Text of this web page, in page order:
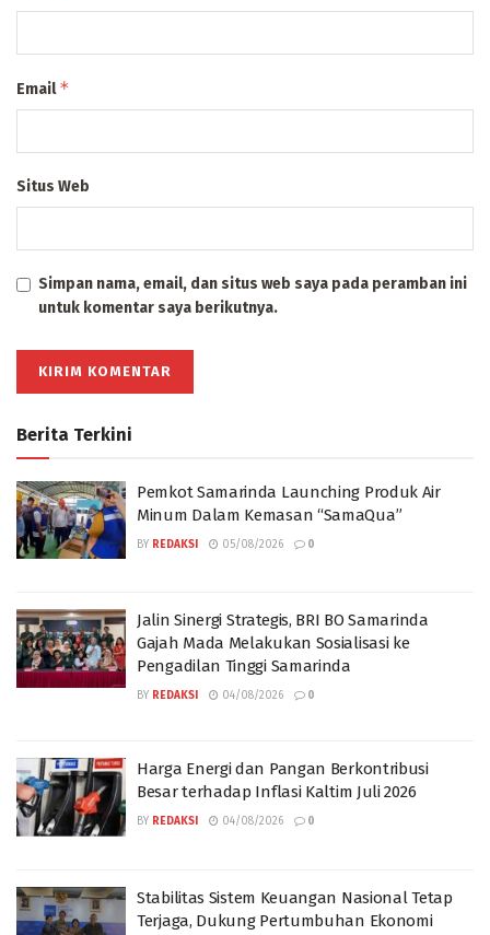
Email*
Situs Web
Simpan nama, email, dan situs web saya pada peramban ini
untuk komentar saya berikutnya.
Berita Terkini
Pemkot Samarinda Launching Produk Air
Minum Dalam Kemasan “SamaQua”
BY REDAKSI 05/08/2026 0
Jalin Sinergi Strategis, BRI BO Samarinda
Gajah Mada Melakukan Sosialisasi ke
Pengadilan Tinggi Samarinda
BY REDAKSI 04/08/2026 0
Harga Energi dan Pangan Berkontribusi
Besar terhadap Inflasi Kaltim Juli 2026
BY REDAKSI 04/08/2026 0
Stabilitas Sistem Keuangan Nasional Tetap
Terjaga, Dukung Pertumbuhan Ekonomi